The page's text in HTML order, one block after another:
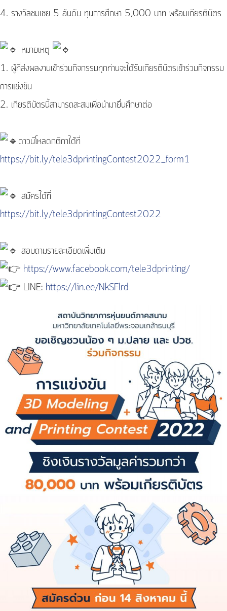
4. รางวัลชมเชย 5 อันดับ ทุนการศึกษา 5,000 บาท พร้อมเกียรติบัตร
หมายเหตุ
1. ผู้ที่ส่งผลงานเข้าร่วมกิจกรรมทุกท่านจะได้รับเกียรติบัตรเข้าร่วมกิจกรรม
การแข่งขัน
2. เกียรติบัตรนี้สามารถสะสมเพื่อนำมายื่นศึกษาต่อ
ดาวน์โหลด​กติกาได้ที่
https://bit.ly/tele3dprintingContest2022_form1
สมัครได้ที่
https://bit.ly/tele3dprintingContest2022
สอบถามรายละเอียดเพิ่มเติม
https://www.facebook.com/tele3dprinting/
LINE: https://lin.ee/NkSFlrd